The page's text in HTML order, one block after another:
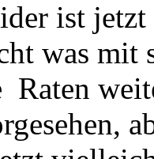
ist
was mit
Raten